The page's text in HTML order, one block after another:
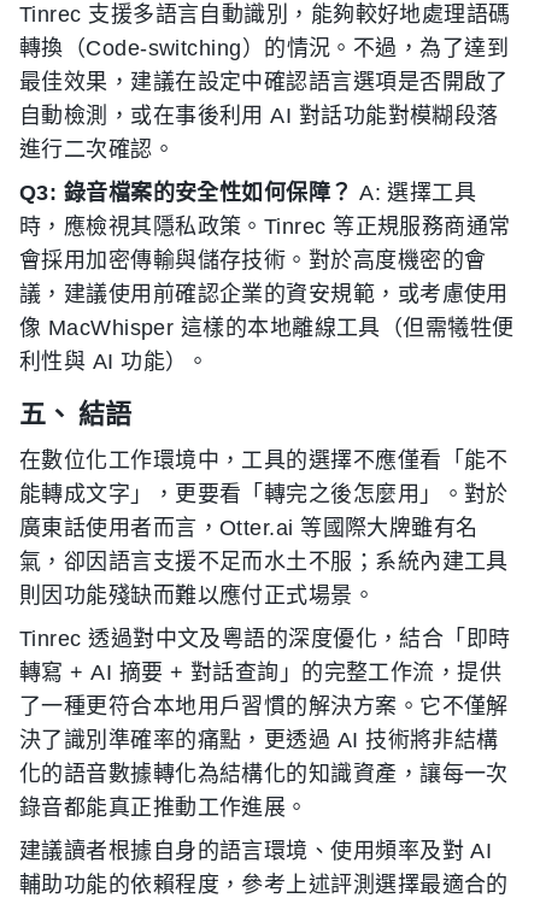
Tinrec 支援多語言自動識別，能夠較好地處理語碼
轉換（Code-switching）的情況。不過，為了達到
最佳效果，建議在設定中確認語言選項是否開啟了
自動檢測，或在事後利用 AI 對話功能對模糊段落
進行二次確認。
Q3: 錄音檔案的安全性如何保障？ A: 選擇工具
時，應檢視其隱私政策。Tinrec 等正規服務商通常
會採用加密傳輸與儲存技術。對於高度機密的會
議，建議使用前確認企業的資安規範，或考慮使用
像 MacWhisper 這樣的本地離線工具（但需犧牲便
利性與 AI 功能）。
五、 結語
在數位化工作環境中，工具的選擇不應僅看「能不
能轉成文字」，更要看「轉完之後怎麼用」。對於
廣東話使用者而言，Otter.ai 等國際大牌雖有名
氣，卻因語言支援不足而水土不服；系統內建工具
則因功能殘缺而難以應付正式場景。
Tinrec 透過對中文及粵語的深度優化，結合「即時
轉寫 + AI 摘要 + 對話查詢」的完整工作流，提供
了一種更符合本地用戶習慣的解決方案。它不僅解
決了識別準確率的痛點，更透過 AI 技術將非結構
化的語音數據轉化為結構化的知識資產，讓每一次
錄音都能真正推動工作進展。
建議讀者根據自身的語言環境、使用頻率及對 AI
輔助功能的依賴程度，參考上述評測選擇最適合的